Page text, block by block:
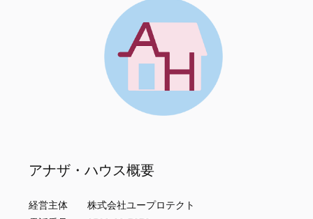
アナザ・ハウス概要
経営主体 株式会社ユープロテクト